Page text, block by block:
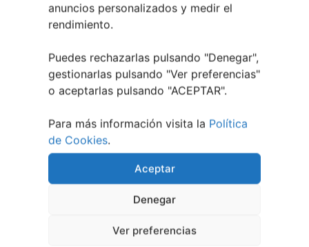
anuncios personalizados y medir el
rendimiento.
Puedes rechazarlas pulsando "Denegar",
gestionarlas pulsando "Ver preferencias"
o aceptarlas pulsando "ACEPTAR".
Para más información visita la Política
de Cookies.
Aceptar
Denegar
Ver preferencias